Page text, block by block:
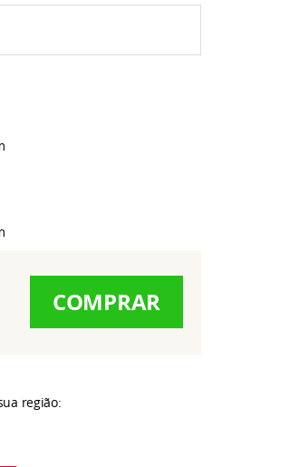
COMPRAR
região: